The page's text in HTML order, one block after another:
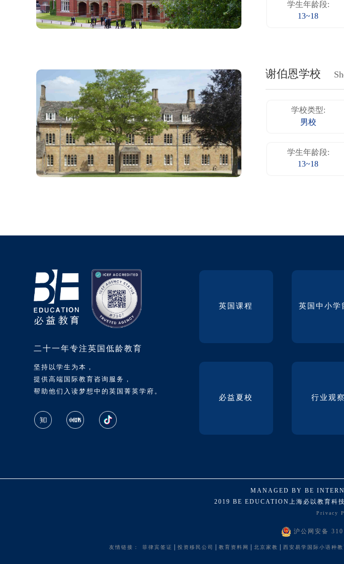
学生年龄段:
13~18
谢伯恩学校
学校类型:
男校
学生年龄段:
13~18
二十一年专注英国低龄教育
坚持以学生为本，
提供高端国际教育咨询服务，
帮助他们入读梦想中的英国菁英学府。
英国课程 英国中小学
必益夏校 行业观察
MANAGED BY BE
2019 BE EDUCATION上海必以教育科
Privacy
沪公网安备
友情链接： 菲律宾签证 投资移民公司 教育资料网 北京家教 西安易学国际小语种教